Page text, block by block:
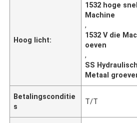
Hoog licht:
1532 hoge
Machine
,
1532 V die
oeven
,
SS
Metaal
Betalingsconditie
s
T/T